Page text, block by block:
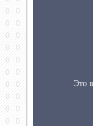
0 0
0 0
0 0
0 0
0 0
0 0
0 0
0 0
0 0
0 0